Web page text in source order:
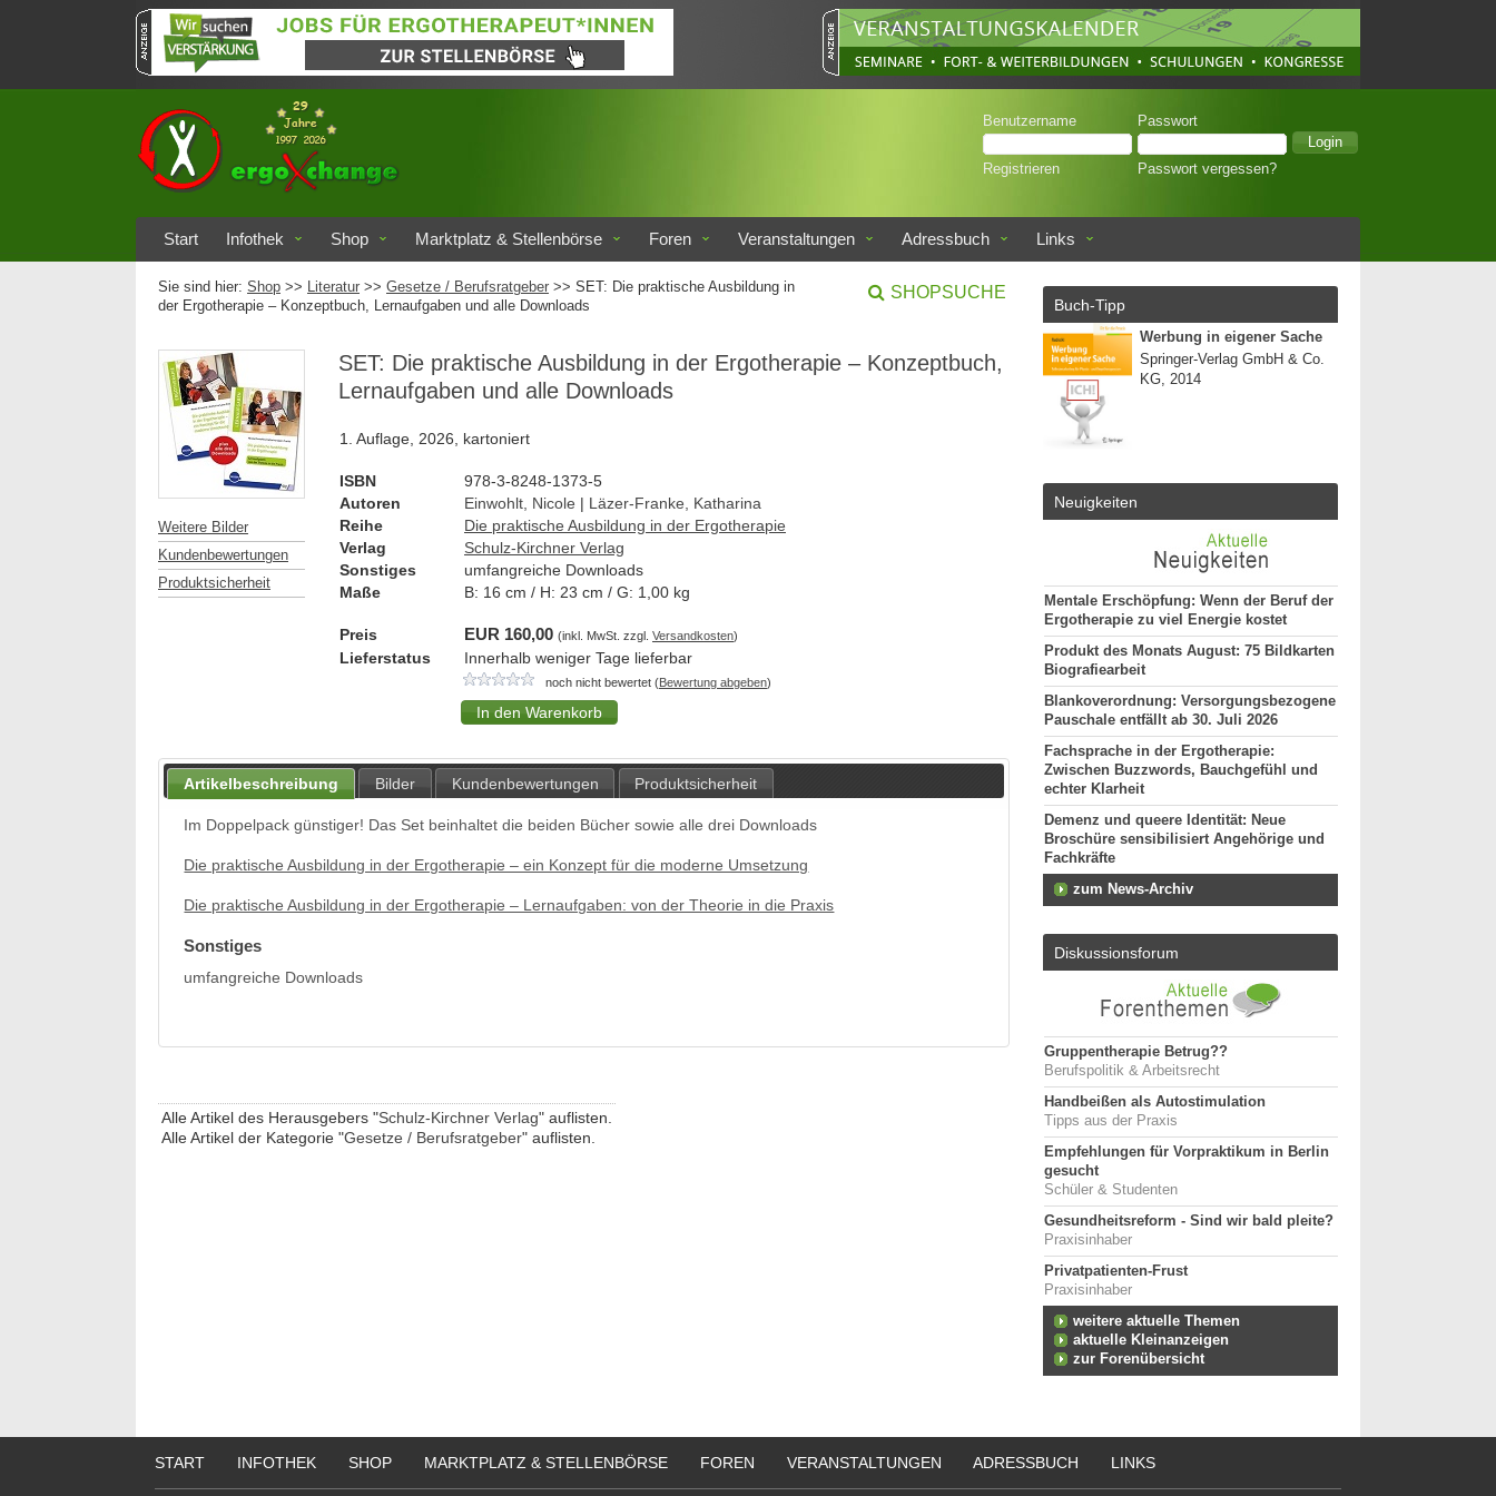
Benutzername Passwort
Registrieren Passwort vergessen?
Start Infothek Shop Marktplatz & Stellenbörse Foren Veranstaltungen Adressbuch Links
Sie sind hier: Shop >> Literatur >> Gesetze / Berufsratgeber >> SET: Die praktische Ausbildung in
der Ergotherapie – Konzeptbuch, Lernaufgaben und alle Downloads
SHOPSUCHE
Weitere Bilder
Kundenbewertungen
Produktsicherheit
SET: Die praktische Ausbildung in der Ergotherapie – Konzeptbuch,
Lernaufgaben und alle Downloads
1. Auflage, 2026, kartoniert
ISBN
978-3-8248-1373-5
Autoren
Einwohlt, Nicole | Läzer-Franke, Katharina
Reihe
Die praktische Ausbildung in der Ergotherapie
Verlag
Schulz-Kirchner Verlag
Sonstiges
umfangreiche Downloads
Maße
B: 16 cm / H: 23 cm / G: 1,00 kg
Preis EUR 160,00 (inkl. MwSt. zzgl. Versandkosten)
Lieferstatus Innerhalb weniger Tage lieferbar
noch nicht bewertet (Bewertung abgeben)
Artikelbeschreibung Bilder Kundenbewertungen Produktsicherheit
Im Doppelpack günstiger! Das Set beinhaltet die beiden Bücher sowie alle drei Downloads
Die praktische Ausbildung in der Ergotherapie – ein Konzept für die moderne Umsetzung
Die praktische Ausbildung in der Ergotherapie – Lernaufgaben: von der Theorie in die Praxis
Sonstiges
umfangreiche Downloads
Alle Artikel des Herausgebers "Schulz-Kirchner Verlag" auflisten.
Alle Artikel der Kategorie "Gesetze / Berufsratgeber" auflisten.
Buch-Tipp
Werbung in eigener Sache
Springer-Verlag GmbH & Co.
KG, 2014
Neuigkeiten
Mentale Erschöpfung: Wenn der Beruf der
Ergotherapie zu viel Energie kostet
Produkt des Monats August: 75 Bildkarten
Biografiearbeit
Blankoverordnung: Versorgungsbezogene
Pauschale entfällt ab 30. Juli 2026
Fachsprache in der Ergotherapie:
Zwischen Buzzwords, Bauchgefühl und
echter Klarheit
Demenz und queere Identität: Neue
Broschüre sensibilisiert Angehörige und
Fachkräfte
zum News-Archiv
Diskussionsforum
Gruppentherapie Betrug??
Berufspolitik & Arbeitsrecht
Handbeißen als Autostimulation
Tipps aus der Praxis
Empfehlungen für Vorpraktikum in Berlin
gesucht
Schüler & Studenten
Gesundheitsreform - Sind wir bald pleite?
Praxisinhaber
Privatpatienten-Frust
Praxisinhaber
weitere aktuelle Themen
aktuelle Kleinanzeigen
zur Forenübersicht
START INFOTHEK SHOP MARKTPLATZ & STELLENBÖRSE FOREN VERANSTALTUNGEN ADRESSBUCH LINKS